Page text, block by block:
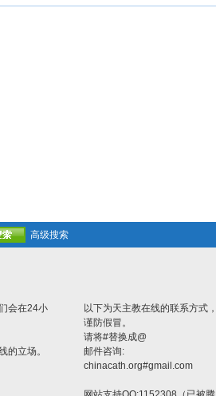
高级搜索
会在24小
的立场。
以下为天主教在线的联系方式，
谨防假冒。
请将#替换成@
邮件咨询:
chinacath.org#gmail.com